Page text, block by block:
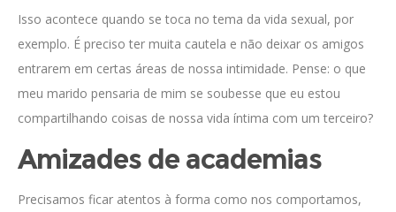
Isso acontece quando se toca no tema da vida sexual, por
exemplo. É preciso ter muita cautela e não deixar os amigos
entrarem em certas áreas de nossa intimidade. Pense: o que
meu marido pensaria de mim se soubesse que eu estou
compartilhando coisas de nossa vida íntima com um terceiro?
Amizades de academias
Precisamos ficar atentos à forma como nos comportamos,